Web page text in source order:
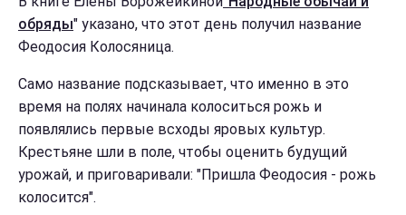
обряды" указано, что этот день получил название
Феодосия Колосяница.
Само название подсказывает, что именно в это
время на полях начинала колоситься рожь и
появлялись первые всходы яровых культур.
Крестьяне шли в поле, чтобы оценить будущий
урожай, и приговаривали: "Пришла Феодосия - рожь
колосится".